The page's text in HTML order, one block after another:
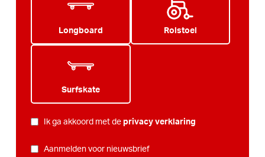
Longboard Rolstoel
Surfskate
PRIVACYIk ga akkoord met de privacy verklaring
NIEUWSBRIEF
Aanmelden voor nieuwsbrief